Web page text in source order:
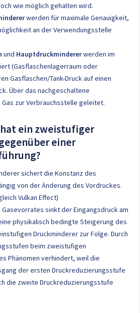
wie möglich gehalten wird.
werden für maximale Genauigkeit,
an der Verwendungsstelle
und Hauptdruckmindererwerden im
(Gasflaschenlagerraum oder
Gasflaschen/Tank-Druck auf einen
Über das nachgeschaltene
zur Verbrauchsstelle geleitet.
ein zweistufiger
einer
sichert die Konstanz des
von der Änderung des Vordruckes.
Vulkan Effect)
sinkt der Eingangsdruck am
physikalisch bedingte Steigerung des
Druckminderer zur Folge. Durch
beim zweistufigen
Phänomen verhindert, weil die
der ersten Druckreduzierungsstufe
die zweite Druckreduzierungsstufe